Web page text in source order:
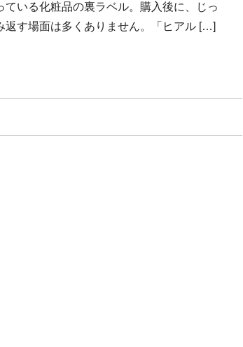
ている化粧品の裏ラベル。購入後に、じっ
返す場面は多くありません。「ヒアル […]